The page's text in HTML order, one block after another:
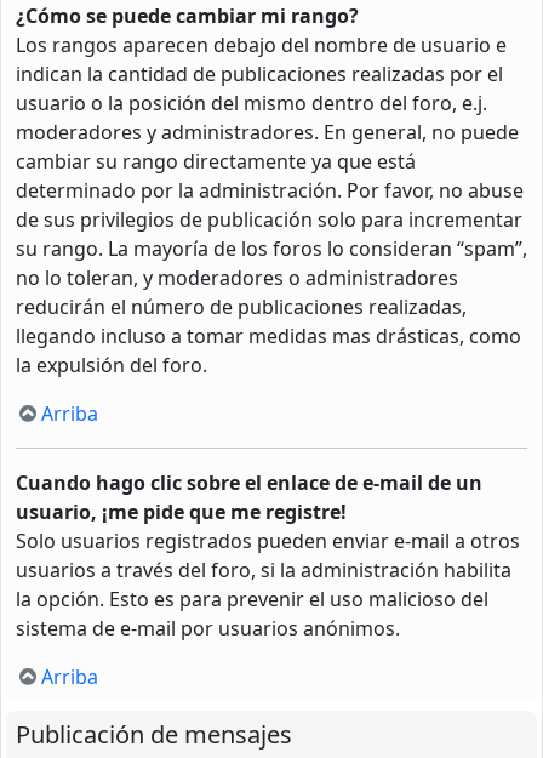
¿Cómo se puede cambiar mi rango?
Los rangos aparecen debajo del nombre de usuario e
indican la cantidad de publicaciones realizadas por el
usuario o la posición del mismo dentro del foro, e.j.
moderadores y administradores. En general, no puede
cambiar su rango directamente ya que está
determinado por la administración. Por favor, no abuse
de sus privilegios de publicación solo para incrementar
su rango. La mayoría de los foros lo consideran “spam”,
no lo toleran, y moderadores o administradores
reducirán el número de publicaciones realizadas,
llegando incluso a tomar medidas mas drásticas, como
la expulsión del foro.
Arriba
Cuando hago clic sobre el enlace de e-mail de un
usuario, ¡me pide que me registre!
Solo usuarios registrados pueden enviar e-mail a otros
usuarios a través del foro, si la administración habilita
la opción. Esto es para prevenir el uso malicioso del
sistema de e-mail por usuarios anónimos.
Arriba
Publicación de mensajes